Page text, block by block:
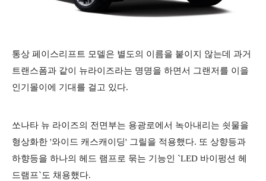
통상 페이스리프트 모델은 별도의 이름을 붙이지 않는데 과거
트랜스폼과 같이 뉴라이즈라는 명명을 하면서 그랜저를 이을
인기몰이에 기대를 걸고 있다.
쏘나타 뉴 라이즈의 전면부는 용광로에서 녹아내리는 쇳물을
형상화한 '와이드 캐스캐이딩' 그릴을 적용했다. 또 상향등과
하향등을 하나의 헤드 램프로 묶는 기능인 `LED 바이펑션 헤
드램프`도 채용했다.